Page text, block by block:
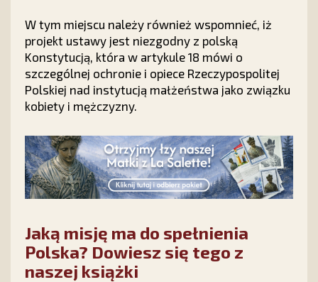
W tym miejscu należy również wspomnieć, iż
projekt ustawy jest niezgodny z polską
Konstytucją, która w artykule 18 mówi o
szczególnej ochronie i opiece Rzeczypospolitej
Polskiej nad instytucją małżeństwa jako związku
kobiety i mężczyzny.
Jaką misję ma do spełnienia
Polska? Dowiesz się tego z
naszej książki